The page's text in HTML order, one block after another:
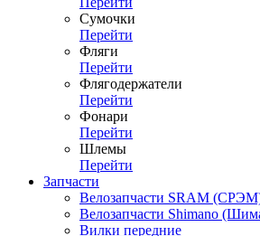
Сумочки
Перейти
Фляги
Перейти
Флягодержатели
Перейти
Фонари
Перейти
Шлемы
Перейти
Запчасти
Велозапчасти SRAM
Велозапчасти Shimano
Вилки передние